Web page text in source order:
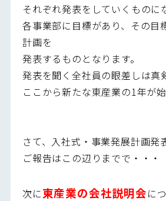
それぞれ発表をしていくものに
各事業部に目標があり、その目
計画を
発表するものとなります。
発表を聞く全社員の眼差しは真
ここから新たな東産業の1年が
さて、入社式・事業発展計画発
ご報告はこの辺りまでで・・・
次に東産業の会社説明会に